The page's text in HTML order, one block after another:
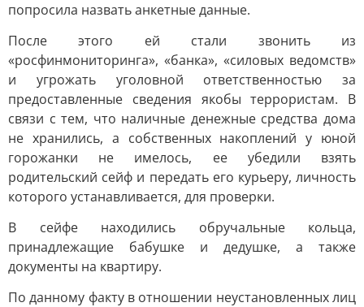
попросила назвать анкетные данные.
После этого ей стали звонить из
«росфинмониторинга», «банка», «силовых ведомств»
и угрожать уголовной ответственностью за
предоставленные сведения якобы террористам. В
связи с тем, что наличные денежные средства дома
не хранились, а собственных накоплений у юной
горожанки не имелось, ее убедили взять
родительский сейф и передать его курьеру, личность
которого устанавливается, для проверки.
В сейфе находились обручальные кольца,
принадлежащие бабушке и дедушке, а также
документы на квартиру.
По данному факту в отношении неустановленных лиц